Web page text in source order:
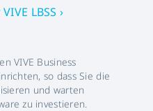
LBSS ›
VIVE Business
so dass Sie die
und warten
zu investieren.